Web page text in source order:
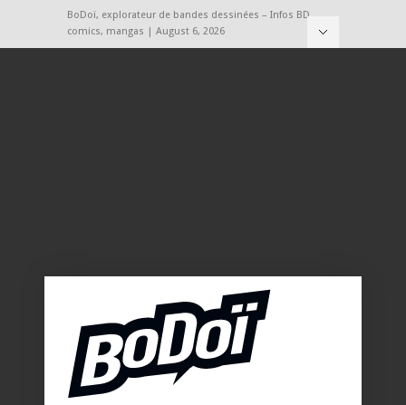
BoDoï, explorateur de bandes dessinées – Infos BD,
comics, mangas | August 6, 2026